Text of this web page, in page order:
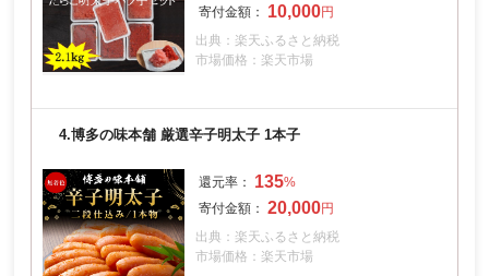
10,000
出典：楽天ふるさと納税
市場価格：楽天市場
4.博多の味本舗 厳選辛子明太子 1本子
135
20,000
出典：楽天ふるさと納税
市場価格：楽天市場